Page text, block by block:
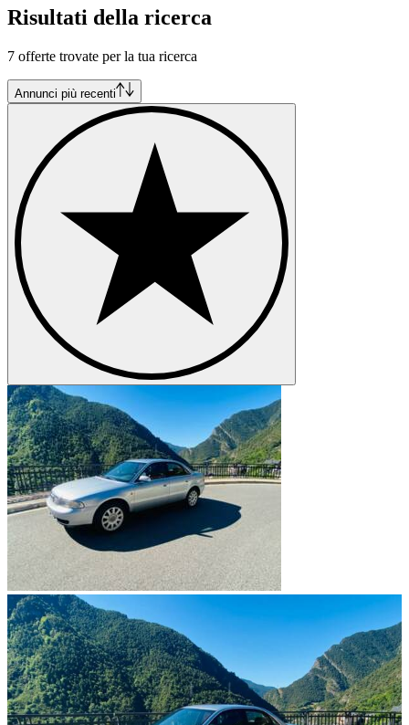
Risultati della ricerca
7 offerte trovate per la tua ricerca
Annunci più recenti